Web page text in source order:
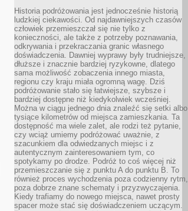
Historia podróżowania jest jednocześnie historią
ludzkiej ciekawości. Od najdawniejszych czasów
człowiek przemieszczał się nie tylko z
konieczności, ale także z potrzeby poznawania,
odkrywania i przekraczania granic własnego
doświadczenia. Dawniej wyprawy były trudniejsze,
dłuższe i znacznie bardziej ryzykowne, dlatego
sama możliwość zobaczenia innego miasta,
regionu czy kraju miała ogromną wagę. Dziś
podróżowanie stało się łatwiejsze, szybsze i
bardziej dostępne niż kiedykolwiek wcześniej.
Można w ciągu jednego dnia znaleźć się setki albo
tysiące kilometrów od miejsca zamieszkania. Ta
dostępność ma wiele zalet, ale rodzi też pytanie,
czy wciąż umiemy podróżować uważnie, z
szacunkiem dla odwiedzanych miejsc i z
autentycznym zainteresowaniem tym, co
spotykamy po drodze. Podróż to coś więcej niż
przemieszczanie się z punktu A do punktu B. To
również proces wychodzenia poza codzienny rytm,
poza dobrze znane schematy i przyzwyczajenia.
Kiedy trafiamy do nowego miejsca, nawet prosty
spacer może stać się doświadczeniem uczącym.